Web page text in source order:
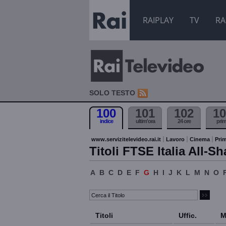
RAIPLAY TV
SOLO TESTO
100
indice
101
ultim'ora
102
24 ore
www.servizitelevideo.rai.it Lavoro Cinema
Titoli FTSE Italia All-
A B C D E F G H I J K L M N O
Titoli Uffic.